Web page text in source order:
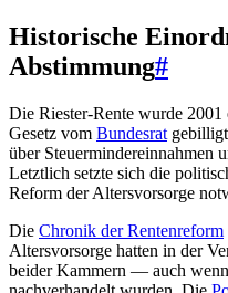
Historische
Abstimmung#
Die Riester-Rente wurde
Gesetz vom Bundesrat
über Steuermindereinnahmen
Letztlich setzte sich die
Reform der Altersvorsorge
Die Chronik der Rentenreform
Altersvorsorge hatten in der
beider Kammern — auch